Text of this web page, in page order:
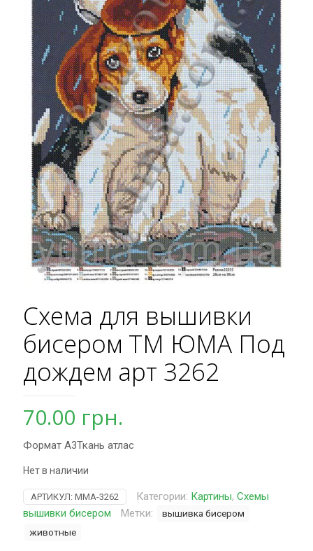
Схема для вышивки
бисером ТМ ЮМА Под
дождем арт 3262
70.00 грн.
Формат А3Ткань атлас
Нет в наличии
АРТИКУЛ: MMA-3262 Категории: Картины, Схемы
вышивки бисером
Метки:
вышивка бисером
животные